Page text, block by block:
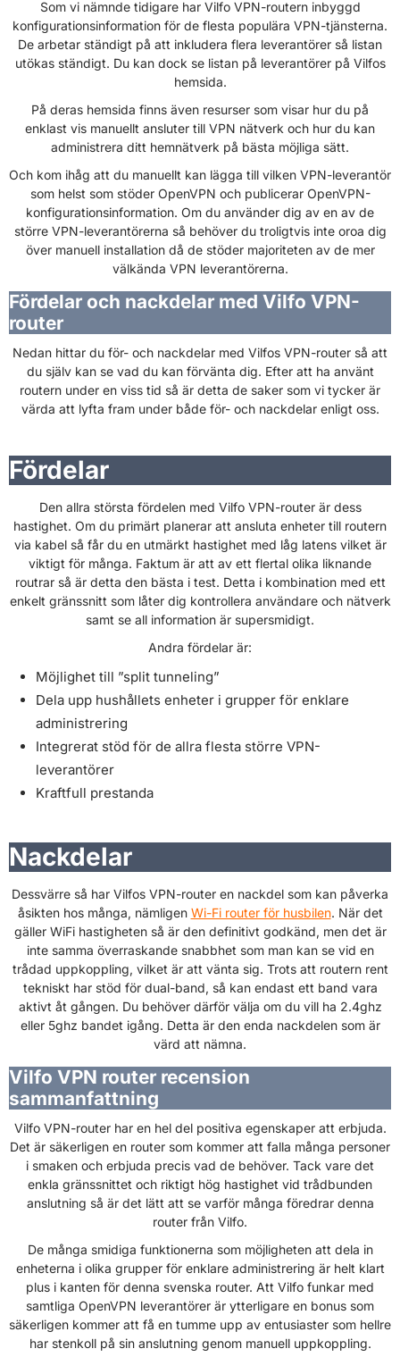
Som vi nämnde tidigare har Vilfo VPN-routern inbyggd
konfigurationsinformation för de flesta populära VPN-tjänsterna.
De arbetar ständigt på att inkludera flera leverantörer så listan
utökas ständigt. Du kan dock se listan på leverantörer på Vilfos
hemsida.
På deras hemsida finns även resurser som visar hur du på
enklast vis manuellt ansluter till VPN nätverk och hur du kan
administrera ditt hemnätverk på bästa möjliga sätt.
Och kom ihåg att du manuellt kan lägga till vilken VPN-leverantör
som helst som stöder OpenVPN och publicerar OpenVPN-
konfigurationsinformation. Om du använder dig av en av de
större VPN-leverantörerna så behöver du troligtvis inte oroa dig
över manuell installation då de stöder majoriteten av de mer
välkända VPN leverantörerna.
Fördelar och nackdelar med Vilfo VPN-
router
Nedan hittar du för- och nackdelar med Vilfos VPN-router så att
du själv kan se vad du kan förvänta dig. Efter att ha använt
routern under en viss tid så är detta de saker som vi tycker är
värda att lyfta fram under både för- och nackdelar enligt oss.
Fördelar
Den allra största fördelen med Vilfo VPN-router är dess
hastighet. Om du primärt planerar att ansluta enheter till routern
via kabel så får du en utmärkt hastighet med låg latens vilket är
viktigt för många. Faktum är att av ett flertal olika liknande
routrar så är detta den bästa i test. Detta i kombination med ett
enkelt gränssnitt som låter dig kontrollera användare och nätverk
samt se all information är supersmidigt.
Andra fördelar är:
Möjlighet till ”split tunneling”
Dela upp hushållets enheter i grupper för enklare
administrering
Integrerat stöd för de allra flesta större VPN-
leverantörer
Kraftfull prestanda
Nackdelar
Dessvärre så har Vilfos VPN-router en nackdel som kan påverka
åsikten hos många, nämligen Wi-Fi router för husbilen. När det
gäller WiFi hastigheten så är den definitivt godkänd, men det är
inte samma överraskande snabbhet som man kan se vid en
trådad uppkoppling, vilket är att vänta sig. Trots att routern rent
tekniskt har stöd för dual-band, så kan endast ett band vara
aktivt åt gången. Du behöver därför välja om du vill ha 2.4ghz
eller 5ghz bandet igång. Detta är den enda nackdelen som är
värd att nämna.
Vilfo VPN router recension
sammanfattning
Vilfo VPN-router har en hel del positiva egenskaper att erbjuda.
Det är säkerligen en router som kommer att falla många personer
i smaken och erbjuda precis vad de behöver. Tack vare det
enkla gränssnittet och riktigt hög hastighet vid trådbunden
anslutning så är det lätt att se varför många föredrar denna
router från Vilfo.
De många smidiga funktionerna som möjligheten att dela in
enheterna i olika grupper för enklare administrering är helt klart
plus i kanten för denna svenska router. Att Vilfo funkar med
samtliga OpenVPN leverantörer är ytterligare en bonus som
säkerligen kommer att få en tumme upp av entusiaster som hellre
har stenkoll på sin anslutning genom manuell uppkoppling.